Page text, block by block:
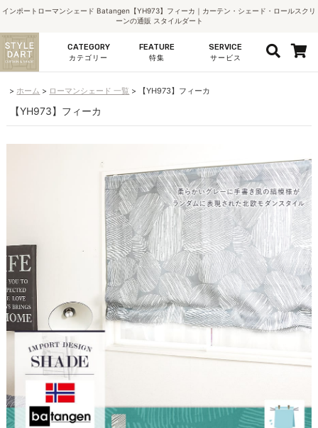
インポートローマンシェード Batangen【YH973】フィーカ｜カーテン・シェード・ロールスクリ
ーンの通販 スタイルダート
CATEGORY
カテゴリー
FEATURE
特集
SERVICE
サービス
ホーム ローマンシェード 一覧 【YH973】フィーカ
【YH973】フィーカ